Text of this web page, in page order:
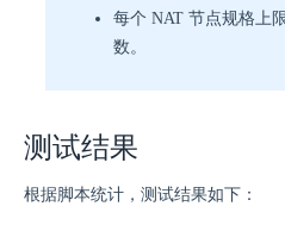
每个 NAT 节点规格上
数。
测试结果
根据脚本统计，测试结果如下：